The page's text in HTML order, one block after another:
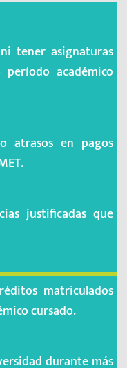
tener asignaturas
académico
atrasos en pagos
justificadas que
matriculados
cursado.
durante más